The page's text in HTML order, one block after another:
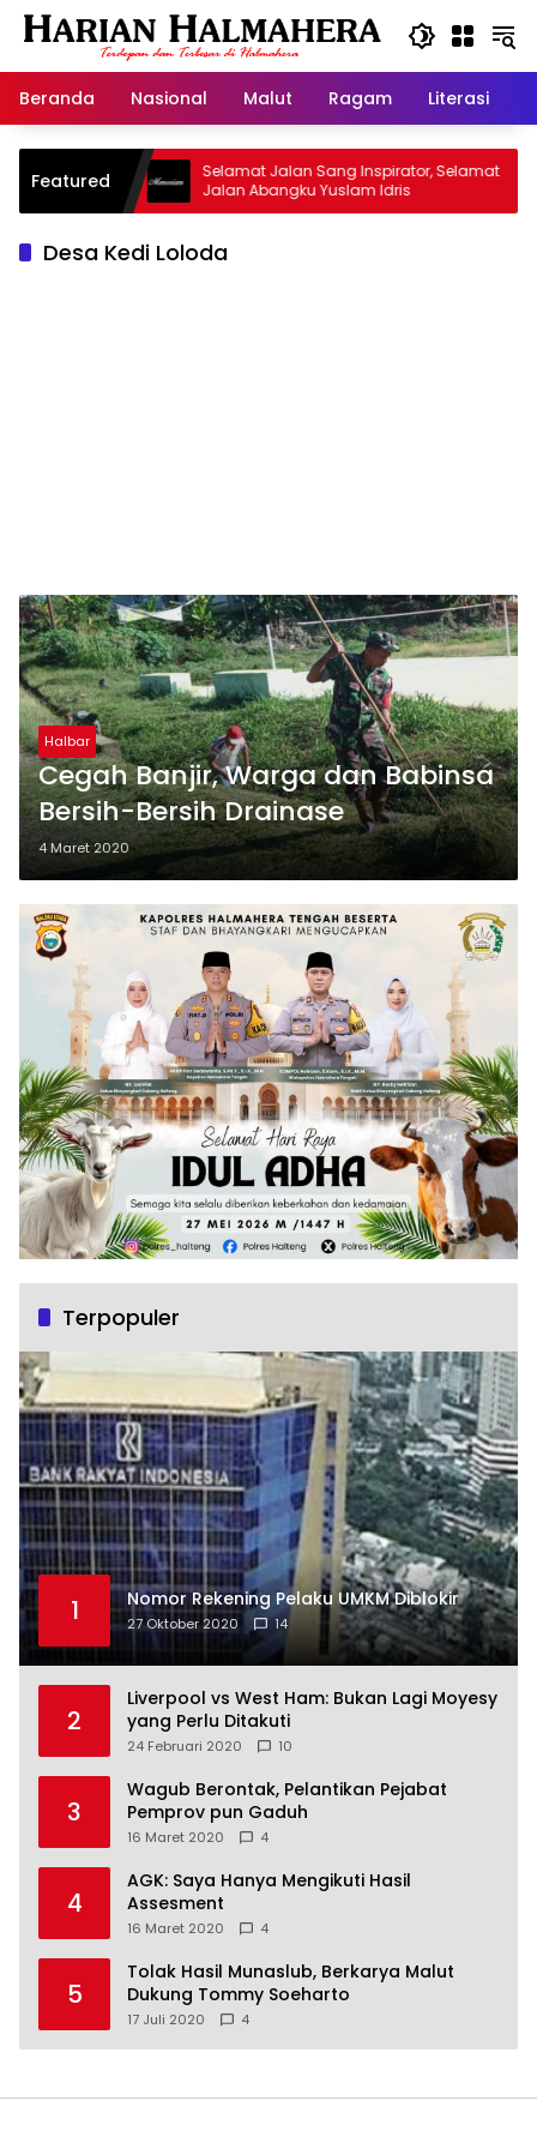
Langsung
Beranda
Nasional Malut Ragam Literasi
Featured
Warisan
Selamat Jalan Sang Inspirator, Selamat
Jalan Abangku Yuslam Idris
Desa Kedi Loloda
Halbar
Cegah Banjir, Warga dan Babinsa
Bersih-Bersih Drainase
4 Maret 2020
Terpopuler
1 Nomor Rekening Pelaku UMKM Diblokir
27 Oktober 2020 14
2
Liverpool vs West Ham: Bukan Lagi Moyesy
yang Perlu Ditakuti
24 Februari 2020 10
3
Wagub Berontak, Pelantikan Pejabat
Pemprov pun Gaduh
16 Maret 2020 4
4
AGK: Saya Hanya Mengikuti Hasil
Assesment
16 Maret 2020 4
5
Tolak Hasil Munaslub, Berkarya Malut
Dukung Tommy Soeharto
17 Juli 2020 4